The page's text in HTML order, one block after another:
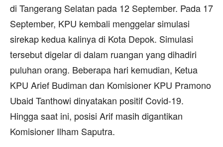
di Tangerang Selatan pada 12 September. Pada 17
September, KPU kembali menggelar simulasi
sirekap kedua kalinya di Kota Depok. Simulasi
tersebut digelar di dalam ruangan yang dihadiri
puluhan orang. Beberapa hari kemudian, Ketua
KPU Arief Budiman dan Komisioner KPU Pramono
Ubaid Tanthowi dinyatakan positif Covid-19.
Hingga saat ini, posisi Arif masih digantikan
Komisioner Ilham Saputra.